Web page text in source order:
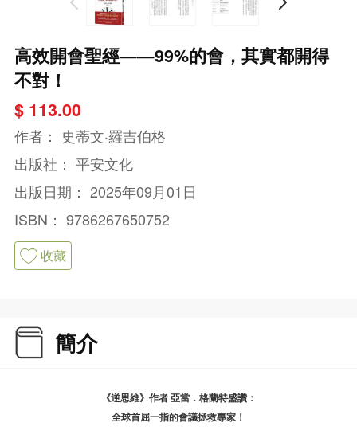
高效開會聖經——99%的會，其實都開得
不對！
$ 113.00
作者： 史蒂文‧羅吉伯格
出版社： 平安文化
出版日期： 2025年09月01日
ISBN： 9786267650752
收藏
簡介
《逆思維》作者 亞當．格蘭特盛讚：
全球首屈一指的會議拯救專家！